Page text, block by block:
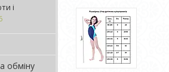
і
обміну